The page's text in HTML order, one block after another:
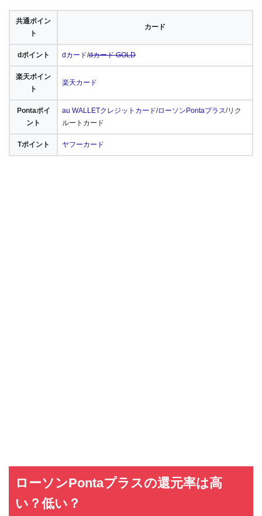
共通ポイン
ト
カード
dポイント dカード/dカード GOLD
楽天ポイン
ト
楽天カード
Pontaポイ
ント
au WALLETクレジットカード/ローソンPontaプラス/リク
ルートカード
Tポイント ヤフーカード
ローソンPontaプラスの還元率は高
い？低い？